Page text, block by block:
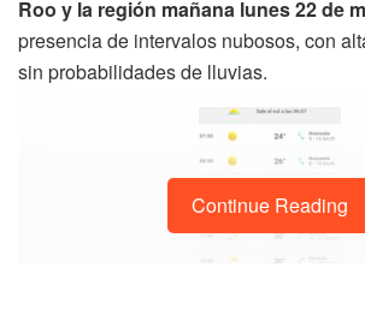
Roo y la región mañana lunes 22 de
presencia de intervalos nubosos, con
sin probabilidades de lluvias.
Continue Reading